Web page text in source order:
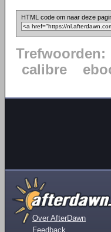
HTML code om naar deze
Trefwoorden:
calibre
Over AfterDawn
Feedback